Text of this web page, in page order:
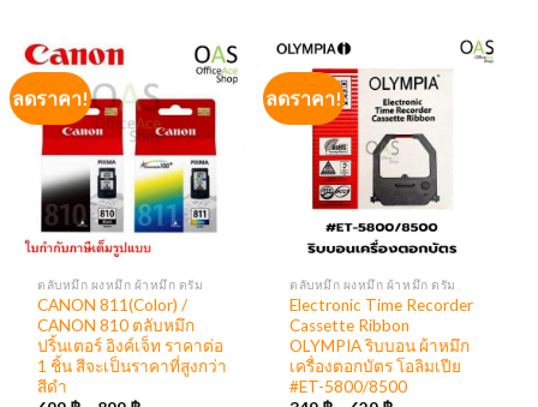
ลดราคา!
ตลับหมึก ผงหมึก ผ้าหมึก ดรัม
CANON 811(Color) /
CANON 810 ตลับหมึก
ปริ้นเตอร์ อิงค์เจ็ท ราคาต่อ
1 ชิ้น สีจะเป็นราคาที่สูงกว่า
สีดำ
ลดราคา!
ตลับหมึก ผงหมึก ผ้าหมึก ดรัม
Electronic Time Recorder
Cassette Ribbon
OLYMPIA ริบบอน ผ้าหมึก
เครื่องตอกบัตร โอลิมเปีย
#ET-5800/8500